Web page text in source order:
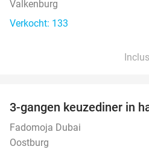
Valkenburg
Verkocht: 133
3-gangen keuzediner in
Fadomoja Dubai
Oostburg